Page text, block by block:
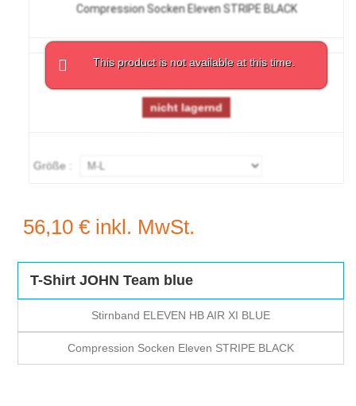
Compression Socken Eleven STRIPE BLACK
nicht lagernd
Größe :
This product is not available at this time.
56,10 € inkl. MwSt.
T-Shirt JOHN Team blue
Stirnband ELEVEN HB AIR XI BLUE
Compression Socken Eleven STRIPE BLACK